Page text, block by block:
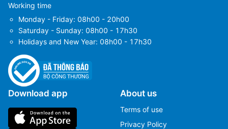
Working time
Monday - Friday: 08h00 - 20h00
Saturday - Sunday: 08h00 - 17h30
Holidays and New Year: 08h00 - 17h30
Download app About us
Terms of use
Privacy Policy